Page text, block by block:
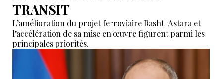
TRANSIT
L’amélioration du projet ferroviaire Rasht-Astara et
l’accélération de sa mise en œuvre figurent parmi les
principales priorités.